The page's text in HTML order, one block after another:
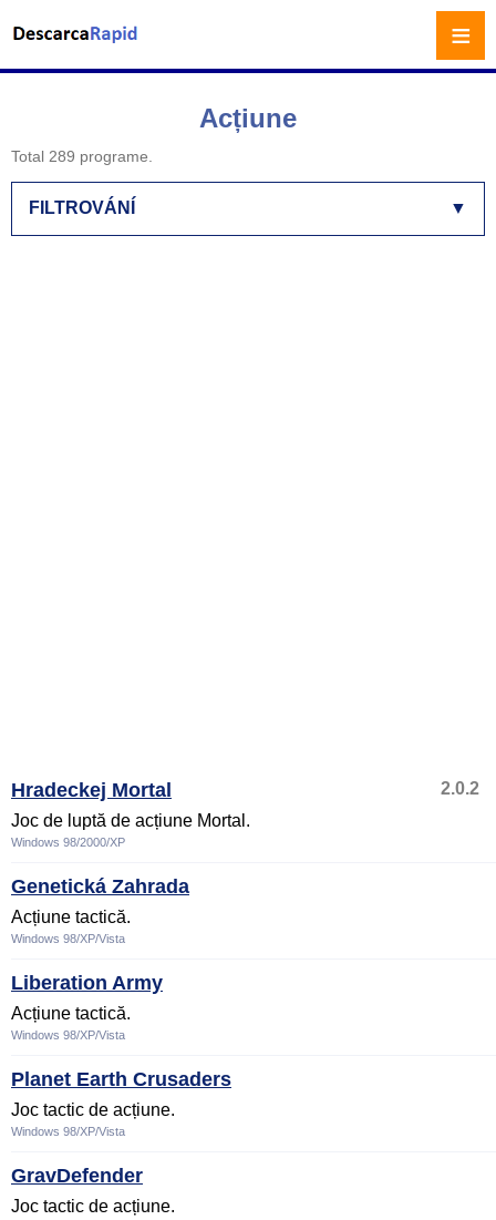
Acțiune
Total 289 programe.
▼
FILTROVÁNÍ
Hradeckej Mortal
2.0.2
Joc de luptă de acțiune Mortal.
Windows 98/2000/XP
Genetická Zahrada
Acțiune tactică.
Windows 98/XP/Vista
Liberation Army
Acțiune tactică.
Windows 98/XP/Vista
Planet Earth Crusaders
Joc tactic de acțiune.
Windows 98/XP/Vista
GravDefender
Joc tactic de acțiune.
≡